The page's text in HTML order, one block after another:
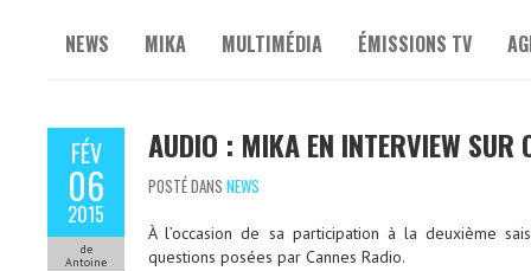
NEWS MIKA MULTIMÉDIA ÉMISSIONS TV
FÉV
06
2015
de
Antoine
AUDIO : MIKA EN INTERVIEW SUR
POSTÉ DANS NEWS
À l’occasion de sa participation à la deuxième
questions posées par Cannes Radio.